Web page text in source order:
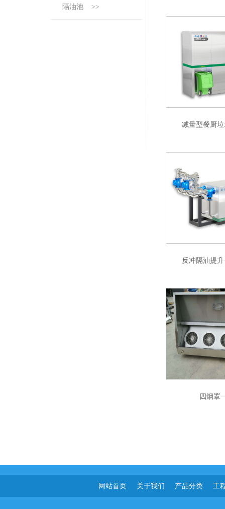
隔油池 >>
减量型餐厨
反冲隔油提
四烟罩
网站首页 关于我们 产品分类 工